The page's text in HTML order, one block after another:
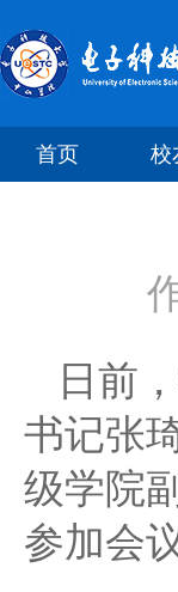
首页 校
日前
书记张
级学院
参加会议